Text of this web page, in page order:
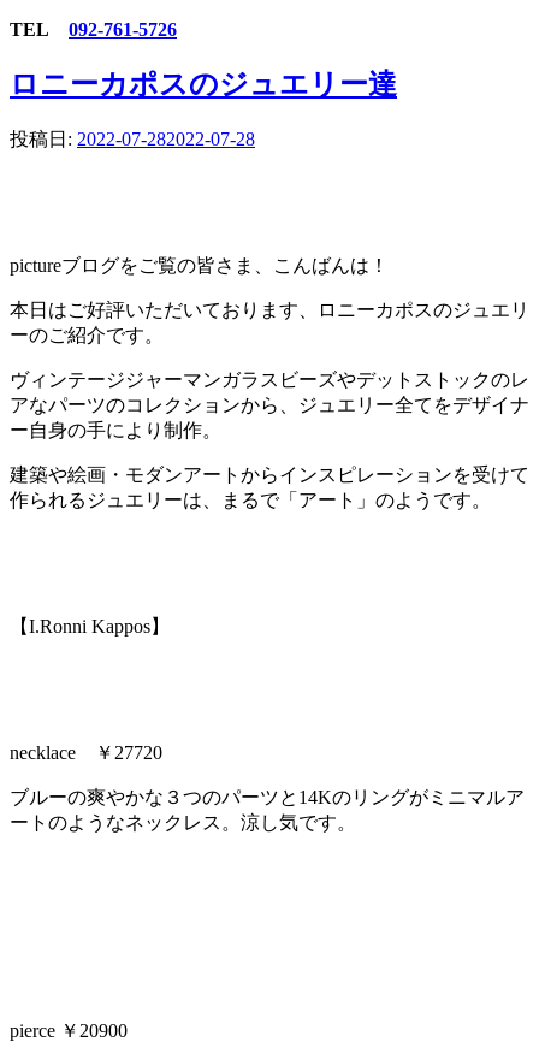
TEL
092-761-5726
ロニーカポスのジュエリー達
投稿日: 2022-07-282022-07-28
pictureブログをご覧の皆さま、こんばんは！
本日はご好評いただいております、ロニーカポスのジュエリ
ーのご紹介です。
ヴィンテージジャーマンガラスビーズやデットストックのレ
アなパーツのコレクションから、ジュエリー全てをデザイナ
ー自身の手により制作。
建築や絵画・モダンアートからインスピレーションを受けて
作られるジュエリーは、まるで「アート」のようです。
【I.Ronni Kappos】
necklace ￥27720
ブルーの爽やかな３つのパーツと14Kのリングがミニマルア
ートのようなネックレス。涼し気です。
pierce ￥20900